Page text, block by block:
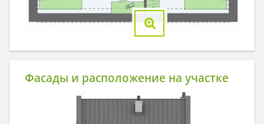
Фасады и расположение на участке